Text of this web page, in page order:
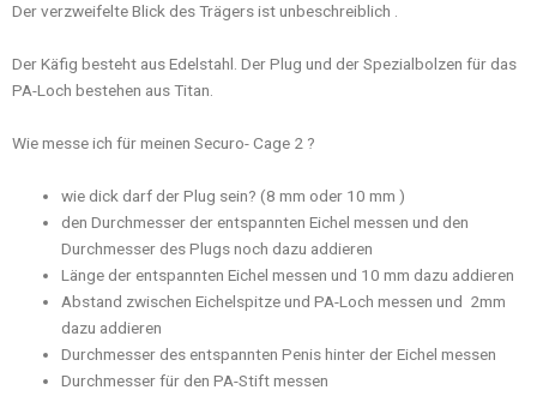
Der verzweifelte Blick des Trägers ist unbeschreiblich .
Der Käfig besteht aus Edelstahl. Der Plug und der Spezialbolzen für das
PA-Loch bestehen aus Titan.
Wie messe ich für meinen Securo- Cage 2 ?
wie dick darf der Plug sein? (8 mm oder 10 mm )
den Durchmesser der entspannten Eichel messen und den
Durchmesser des Plugs noch dazu addieren
Länge der entspannten Eichel messen und 10 mm dazu addieren
Abstand zwischen Eichelspitze und PA-Loch messen und 2mm
dazu addieren
Durchmesser des entspannten Penis hinter der Eichel messen
Durchmesser für den PA-Stift messen